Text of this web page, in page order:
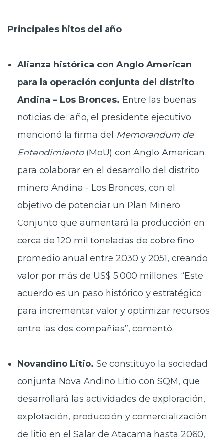
Principales hitos del año
Alianza histórica con Anglo American
para la operación conjunta del distrito
Andina – Los Bronces. Entre las buenas
noticias del año, el presidente ejecutivo
mencionó la firma del Memorándum de
Entendimiento(MoU) con Anglo American
para colaborar en el desarrollo del distrito
minero Andina - Los Bronces, con el
objetivo de potenciar un Plan Minero
Conjunto que aumentará la producción en
cerca de 120 mil toneladas de cobre fino
promedio anual entre 2030 y 2051, creando
valor por más de US$ 5.000 millones. “Este
acuerdo es un paso histórico y estratégico
para incrementar valor y optimizar recursos
entre las dos compañías”, comentó.
Novandino Litio. Se constituyó la sociedad
conjunta Nova Andino Litio con SQM, que
desarrollará las actividades de exploración,
explotación, producción y comercialización
de litio en el Salar de Atacama hasta 2060,